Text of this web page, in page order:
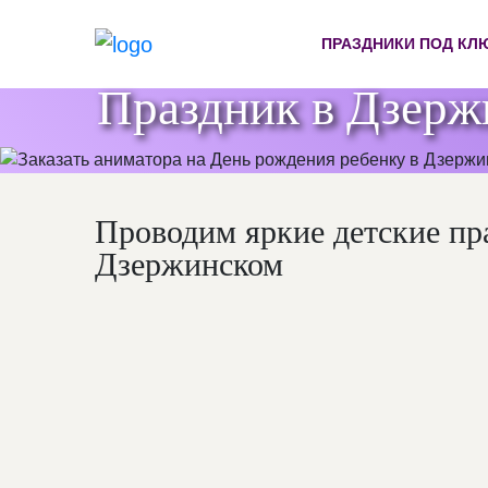
ПРАЗДНИКИ ПОД
Праздник в
Проводим яркие детские
Дзержинском